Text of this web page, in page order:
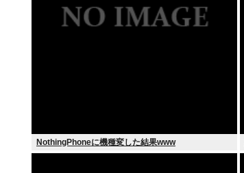
NothingPhoneに機種変した結果www